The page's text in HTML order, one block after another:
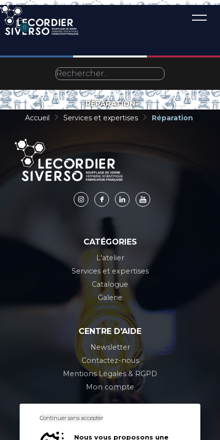
0
RÉPARATION
Accueil
Services et expertises Réparation
CATÉGORIES
L'atelier
Services et expertises
Catalogue
Galerie
CENTRE D'AIDE
Newsletter
Contactez-nous
Mentions Légales & RGPD
Mon compte
CONTACT
Z.A. 5, rue de l'industrie
Continuer sans accepter
Nous vous proposons une